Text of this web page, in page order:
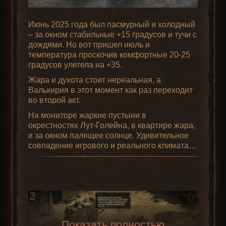
Общее о монстрах
Июнь 2025 года был пасмурный и холодный
– за окном стабильные +15 градусов и тучи с
дождями. Но вот пришел июль и
температура проскочив комфортные 20-25
градусов улетела на +35.
Жара и духота стоит нереальная, а
Валькирия в этот момент как раз переходит
во второй акт.
На мониторе жаркие пустыни в
окрестностях Лут-Голейна, в квартире жара,
и за окном палящее солнце. Удивительное
совпадение игрового и реального климата…